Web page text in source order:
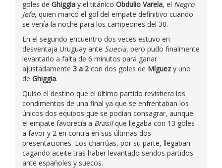
goles de Ghiggia y el titánico Obdulio Varela, el Negro
Jefe, quien marcó el gol del empate definitivo cuando
se venía la noche para los campeones del 30.
En el segundo encuentro dos veces estuvo en
desventaja Uruguay ante Suecia, pero pudo finalmente
levantarlo a falta de 6 minutos para ganar
ajustadamente 3 a 2con dos goles de Míguezy uno
de Ghiggia.
Quiso el destino que el último partido revistiera los
condimentos de una final ya que se enfrentaban los
únicos dos equipos que se podían consagrar, aunque
el empate favorecía a Brasilque llegaba con 13 goles
a favor y 2 en contra en sus últimas dos
presentaciones. Los charrúas, por su parte, llegaban
cagando aceite tras haber levantado sendos partidos
ante españoles y suecos.